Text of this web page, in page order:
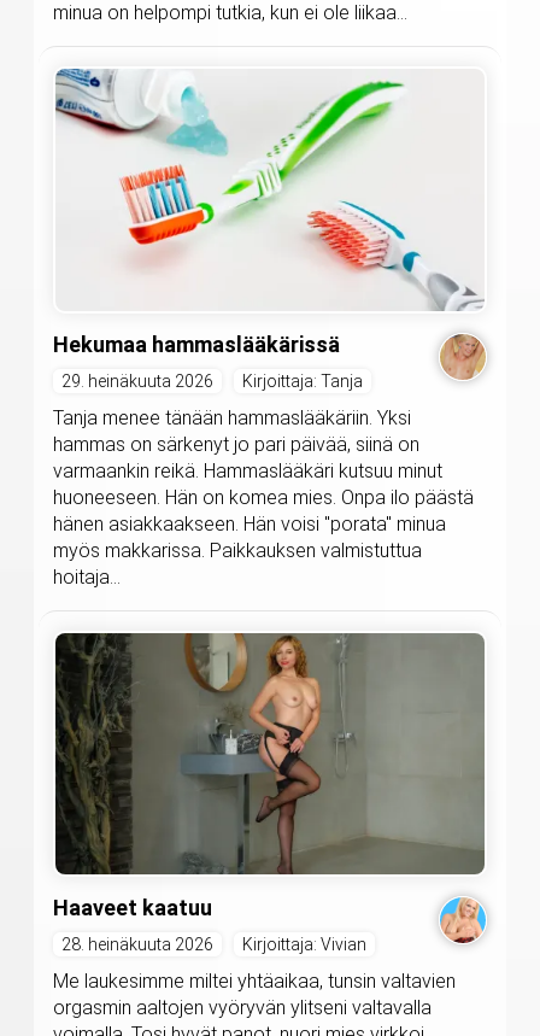
minua on helpompi tutkia, kun ei ole liikaa...
Hekumaa hammaslääkärissä
29. heinäkuuta 2026 Kirjoittaja: Tanja
Tanja menee tänään hammaslääkäriin. Yksi
hammas on särkenyt jo pari päivää, siinä on
varmaankin reikä. Hammaslääkäri kutsuu minut
huoneeseen. Hän on komea mies. Onpa ilo päästä
hänen asiakkaakseen. Hän voisi "porata" minua
myös makkarissa. Paikkauksen valmistuttua
hoitaja...
Haaveet kaatuu
28. heinäkuuta 2026 Kirjoittaja: Vivian
Me laukesimme miltei yhtäaikaa, tunsin valtavien
orgasmin aaltojen vyöryvän ylitseni valtavalla